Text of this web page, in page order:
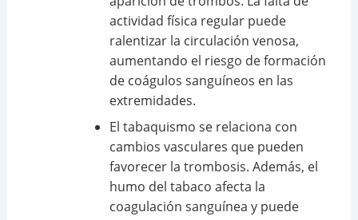
actividad física regular puede
ralentizar la circulación venosa,
aumentando el riesgo de formación
de coágulos sanguíneos en las
extremidades.
El tabaquismo se relaciona con
cambios vasculares que pueden
favorecer la trombosis. Además, el
humo del tabaco afecta la
coagulación sanguínea y puede